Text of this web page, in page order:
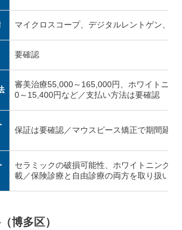
マイクロスコープ、デジタルレントゲン、
要確認
審美治療55,000～165,000円、ホワイトニ
0～15,400円など／支払い方法は要確認
保証は要確認／マウスピース矯正で期間延
セラミックの破損可能性、ホワイトニング
載／保険診療と自由診療の両方を取り扱い
博多区）